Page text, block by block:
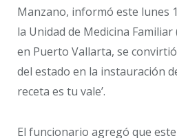
Manzano, informó este lunes
la Unidad de Medicina Familiar
en Puerto Vallarta, se
del estado en la instauración
receta es tu vale’.
El funcionario agregó que